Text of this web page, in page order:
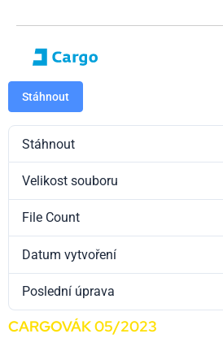
Stáhnout
Stáhnout
Velikost souboru
File Count
Datum vytvoření
Poslední úprava
CARGOVÁK 05/2023